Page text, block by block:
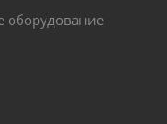
оборудование